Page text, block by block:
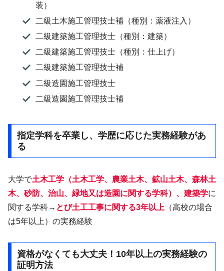
装）
二級土木施工管理技士補（種別：薬液注入）
二級建築施工管理技士（種別：建築）
二級建築施工管理技士（種別：仕上げ）
二級建築施工管理技士補
二級造園施工管理技士
二級造園施工管理技士補
指定学科を卒業し、学歴に応じた実務経験があ
る
大学で土木工学（土木工学、農業土木、鉱山土木、森林土
木、砂防、治山、緑地又は造園に関する学科）、建築学に
関する学科→ とび土工工事に関する3年以上 （高校の場合
は5年以上）の実務経験
資格がなくても大丈夫！10年以上の実務経験の
証明方法